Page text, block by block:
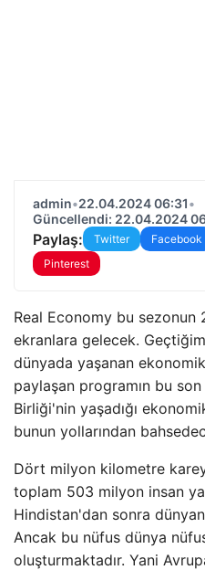
admin•22.04.2024 06:31•
Güncellendi: 22.04.2024
Paylaş: Twitter Facebook
Pinterest
Real Economy bu sezonun
ekranlara gelecek.
dünyada yaşanan
paylaşan programın bu
Birliği'nin yaşadığı
bunun yollarından
Dört milyon kilometre
toplam 503 milyon insan
Hindistan'dan sonra
Ancak bu nüfus dünya
oluşturmaktadır. Yani